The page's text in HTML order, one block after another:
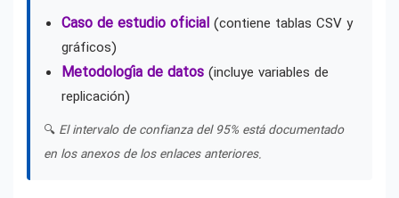
Caso de estudio oficial (contiene tablas CSV y
gráficos)
Metodología de datos (incluye variables de
replicación)
🔍 El intervalo de confianza del 95% está documentado
en los anexos de los enlaces anteriores.